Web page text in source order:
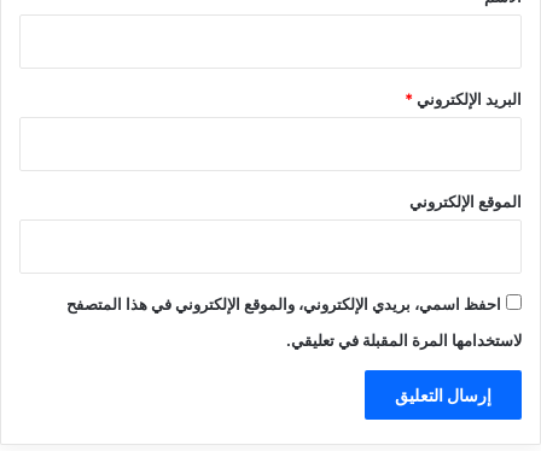
البريد الإلكتروني*
الموقع الإلكتروني
احفظ اسمي، بريدي الإلكتروني، والموقع الإلكتروني في هذا المتصفح
لاستخدامها المرة المقبلة في تعليقي.